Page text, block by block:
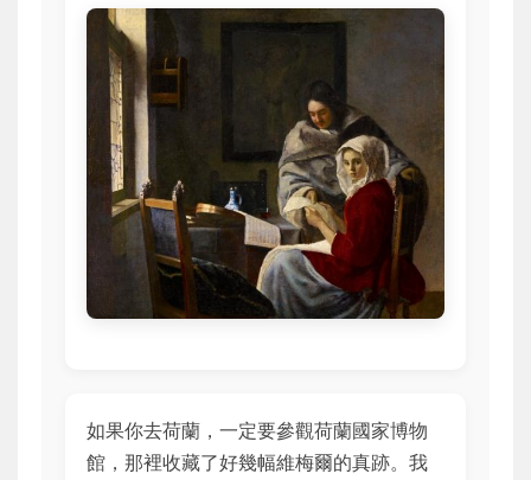
如果你去荷蘭，一定要參觀荷蘭國家博物
館，那裡收藏了好幾幅維梅爾的真跡。我